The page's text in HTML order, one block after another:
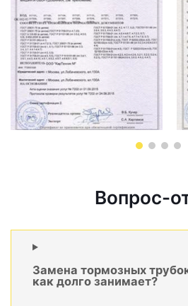
Вопрос-
Замена тормозных
как долго занимает?